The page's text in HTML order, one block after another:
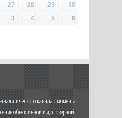
27 28 29
30
3 4 5 6
канала с момента
объективной и достоверной